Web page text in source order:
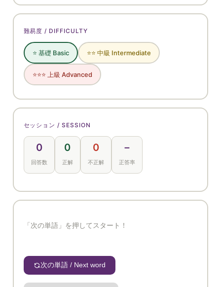
難易度 / DIFFICULTY
⭐ 基礎 Basic ⭐⭐ 中級 Intermediate
⭐⭐⭐ 上級 Advanced
セッション / SESSION
0
回答数
0
正解
0
不正解
－
正答率
「次の単語」を押してスタート！
次の単語 / Next word